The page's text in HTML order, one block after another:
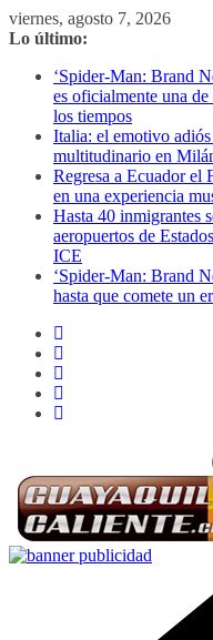
Saltar
al
viernes, agosto 7, 2026
Lo último:
‘Spider-Man: Brand
es oficialmente una
los tiempos
Italia: el emotivo
multitudinario en
Regresa a Ecuador el
en una experiencia
Hasta 40 inmigrantes
aeropuertos de
ICE
‘Spider-Man: Brand
hasta que comete un